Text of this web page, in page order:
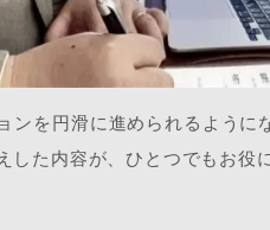
ンを円滑に進められるよう
た内容が、ひとつでもお役